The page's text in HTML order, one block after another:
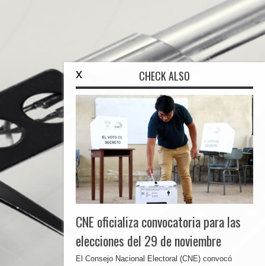
x CHECK ALSO
CNE oficializa convocatoria para las
elecciones del 29 de noviembre
El Consejo Nacional Electoral (CNE) convocó